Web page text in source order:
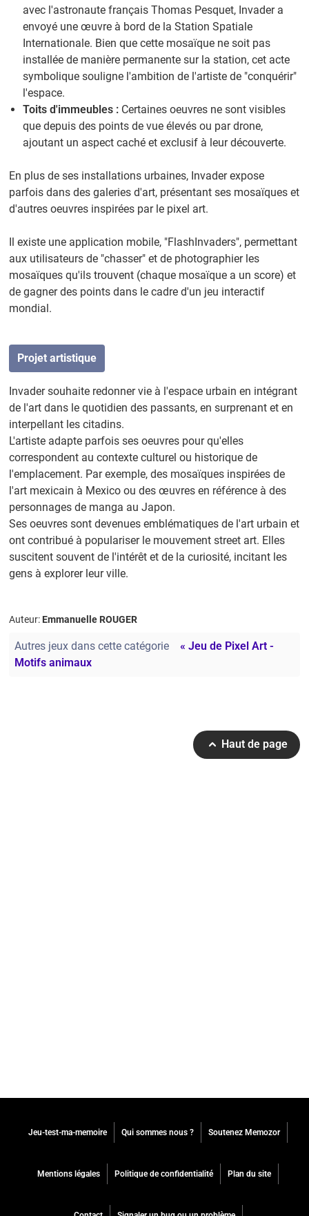
avec l'astronaute français Thomas Pesquet, Invader a
envoyé une œuvre à bord de la Station Spatiale
Internationale. Bien que cette mosaïque ne soit pas
installée de manière permanente sur la station, cet acte
symbolique souligne l'ambition de l'artiste de "conquérir"
l'espace.
Toits d'immeubles : Certaines oeuvres ne sont visibles
que depuis des points de vue élevés ou par drone,
ajoutant un aspect caché et exclusif à leur découverte.
En plus de ses installations urbaines, Invader expose
parfois dans des galeries d'art, présentant ses mosaïques et
d'autres oeuvres inspirées par le pixel art.
Il existe une application mobile, "FlashInvaders", permettant
aux utilisateurs de "chasser" et de photographier les
mosaïques qu'ils trouvent (chaque mosaïque a un score) et
de gagner des points dans le cadre d'un jeu interactif
mondial.
Projet artistique
Invader souhaite redonner vie à l'espace urbain en intégrant
de l'art dans le quotidien des passants, en surprenant et en
interpellant les citadins.
L'artiste adapte parfois ses oeuvres pour qu'elles
correspondent au contexte culturel ou historique de
l'emplacement. Par exemple, des mosaïques inspirées de
l'art mexicain à Mexico ou des œuvres en référence à des
personnages de manga au Japon.
Ses oeuvres sont devenues emblématiques de l'art urbain et
ont contribué à populariser le mouvement street art. Elles
suscitent souvent de l'intérêt et de la curiosité, incitant les
gens à explorer leur ville.
Auteur: Emmanuelle ROUGER
Autres jeux dans cette catégorie
« Jeu de Pixel Art -
Motifs animaux
Haut de page
Jeu-test-ma-memoire Qui sommes nous ? Soutenez Memozor
Mentions légales Politique de confidentialité Plan du site